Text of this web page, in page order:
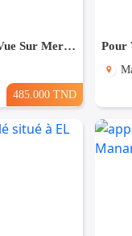
A Vendre Appartement S+2 Vue Sur Mer à AFH Mrezga, Nabeul
485.000 TND